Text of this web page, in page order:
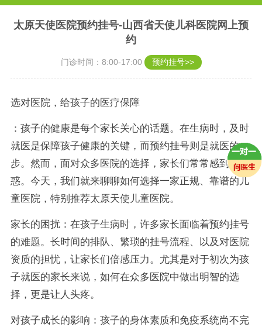
太原天使医院预约挂号-山西省天使儿科医院网上预
约
门诊时间：8:00-17:00 预约挂号>>
选对医院，给孩子的医疗保障
：孩子的健康是每个家长关心的话题。在生病时，及时
就医是保障孩子健康的关键，而预约挂号则是就医的
步。然而，面对众多医院的选择，家长们常常感到困
惑。今天，我们就来聊聊如何选择一家正规、靠谱的儿
童医院，特别推荐太原天使儿童医院。
家长的困扰：在孩子生病时，许多家长面临着预约挂号
的难题。长时间的排队、繁琐的挂号流程、以及对医院
资质的担忧，让家长们倍感压力。尤其是对于初次为孩
子就医的家长来说，如何在众多医院中做出明智的选
择，更是让人头疼。
对孩子成长的影响：孩子的身体素质和免疫系统尚不完